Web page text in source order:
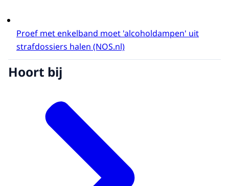
Proef met enkelband moet 'alcoholdampen' uit
strafdossiers halen (NOS.nl)
Hoort bij